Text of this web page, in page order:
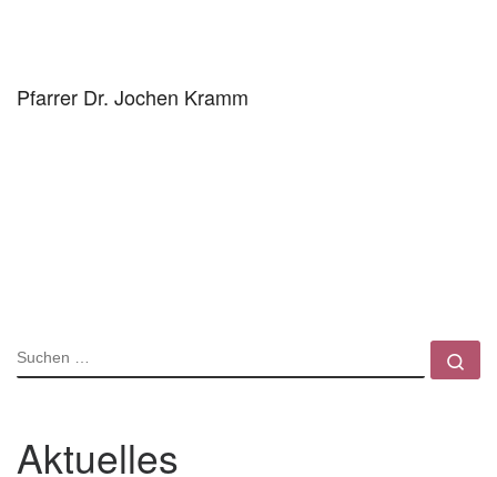
Pfarrer Dr. Jochen Kramm
SUCHE
Aktuelles